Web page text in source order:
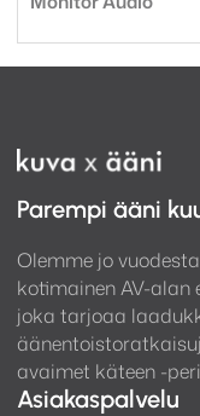
Parempi ääni
Olemme jo
kotimainen AV-
joka tarjoaa
avaimet käteen -
Asiakaspalvelu